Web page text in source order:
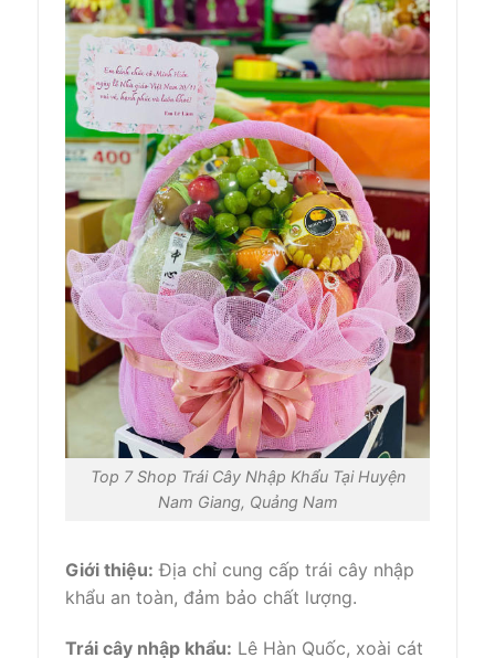
Top 7 Shop Trái Cây Nhập Khẩu Tại Huyện
Nam Giang, Quảng Nam
Giới thiệu: Địa chỉ cung cấp trái cây nhập
khẩu an toàn, đảm bảo chất lượng.
Trái cây nhập khẩu: Lê Hàn Quốc, xoài cát